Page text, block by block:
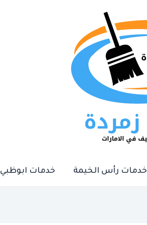
خدمات رأس الخيمة خدمات ابوظبي